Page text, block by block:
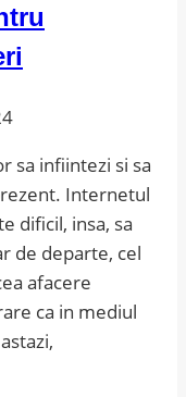
sa infiintezi si sa
Internetul
dificil, insa, sa
de departe, cel
afacere
ca in mediul